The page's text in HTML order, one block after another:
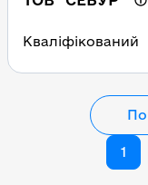
Кваліфікований
1